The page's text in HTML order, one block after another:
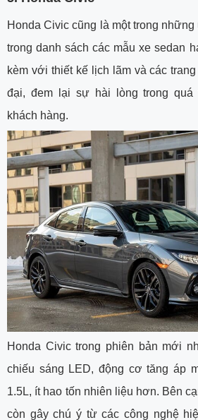
Honda Civic cũng là một trong
trong danh sách các mẫu xe sedan
kèm với thiết kế lịch lãm và các
đại, đem lại sự hài lòng trong quá
khách hàng.
Honda Civic trong phiên bản mới
chiếu sáng LED, động cơ tăng áp
1.5L, ít hao tốn nhiên liệu hơn. Bên
còn gây chú ý từ các công nghệ